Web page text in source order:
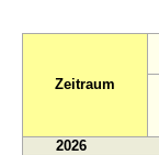
Zeitraum
2026